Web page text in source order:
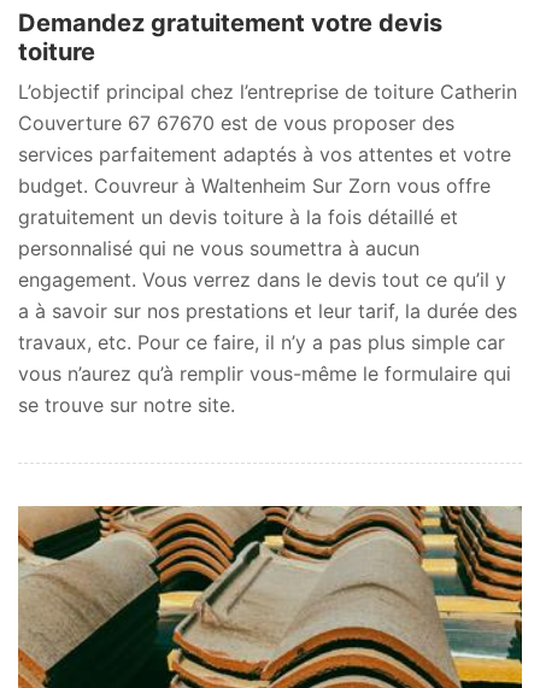
Demandez gratuitement votre devis
toiture
L’objectif principal chez l’entreprise de toiture Catherin
Couverture 67 67670 est de vous proposer des
services parfaitement adaptés à vos attentes et votre
budget. Couvreur à Waltenheim Sur Zorn vous offre
gratuitement un devis toiture à la fois détaillé et
personnalisé qui ne vous soumettra à aucun
engagement. Vous verrez dans le devis tout ce qu’il y
a à savoir sur nos prestations et leur tarif, la durée des
travaux, etc. Pour ce faire, il n’y a pas plus simple car
vous n’aurez qu’à remplir vous-même le formulaire qui
se trouve sur notre site.